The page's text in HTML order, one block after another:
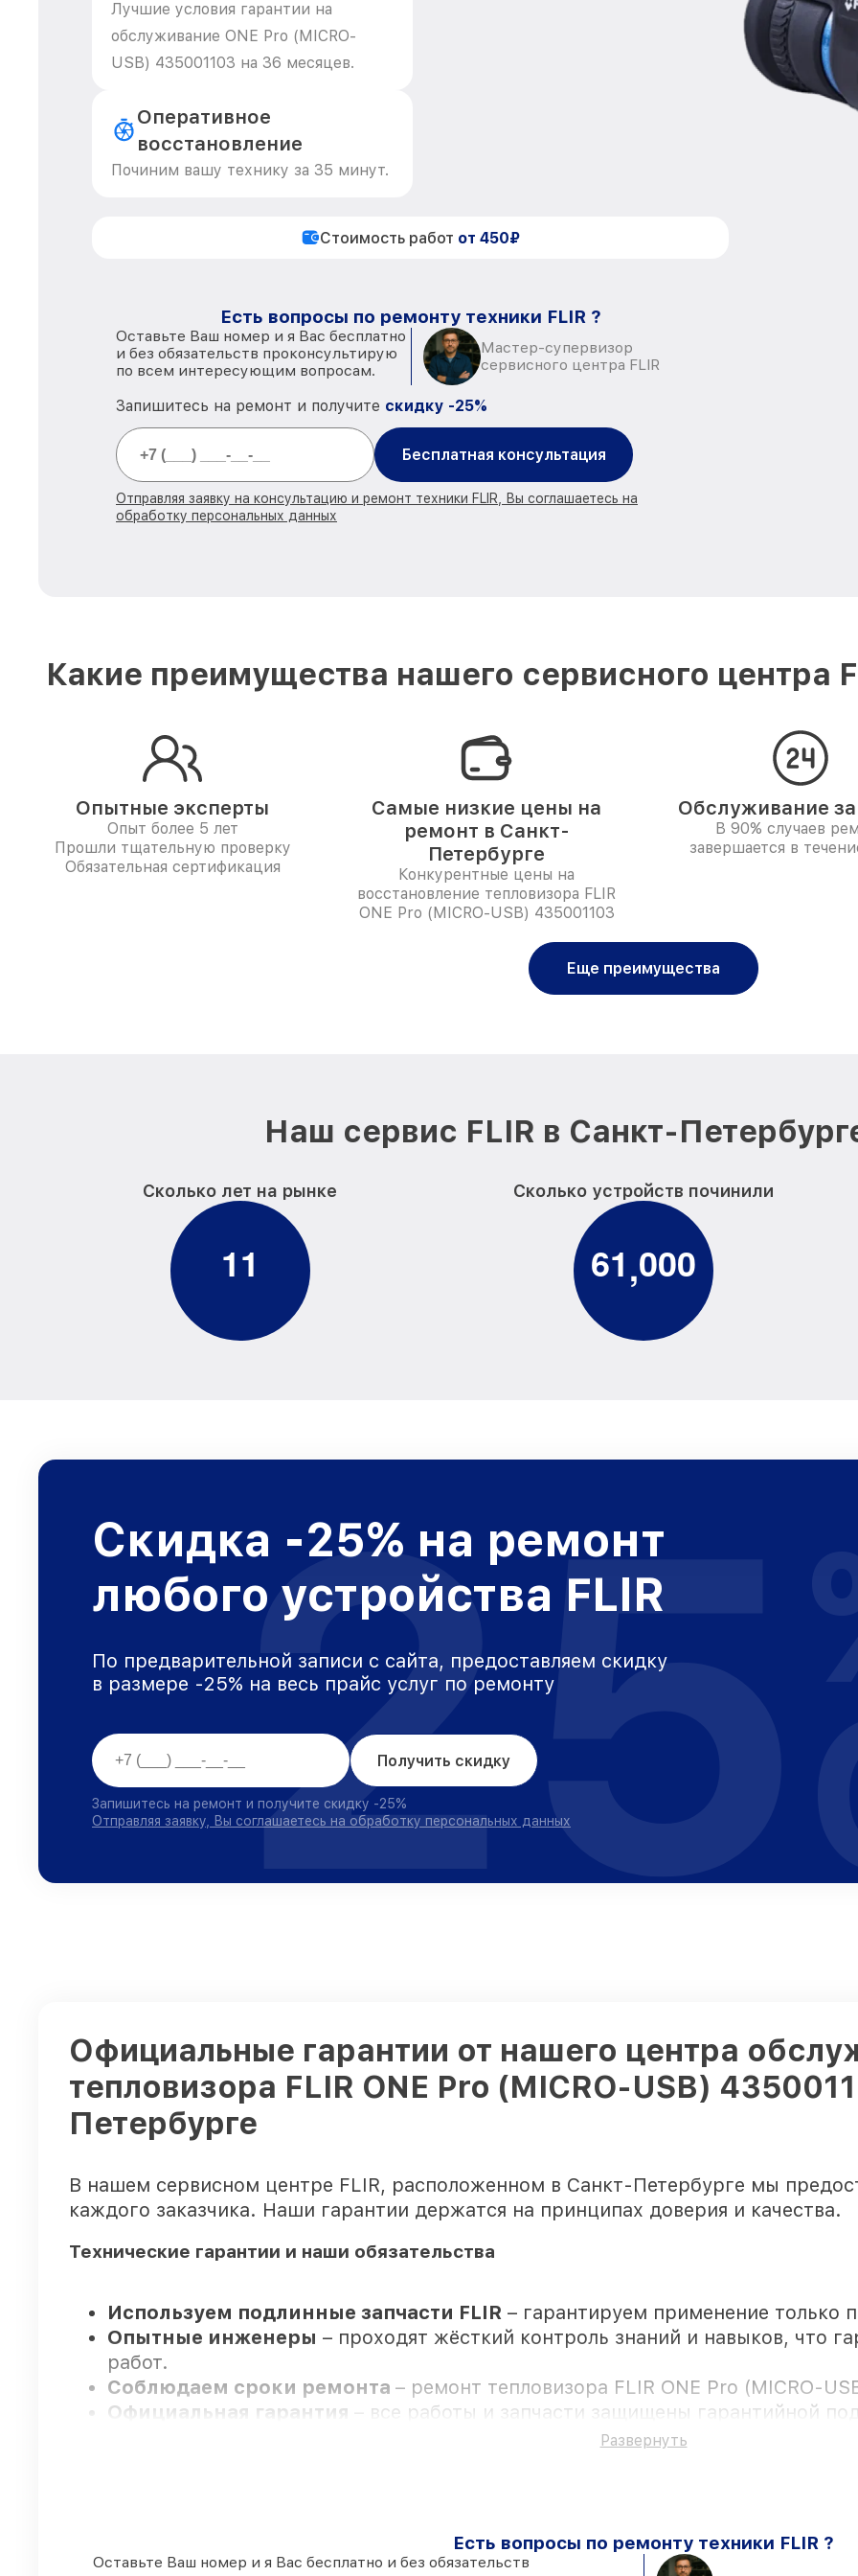
Лучшие условия гарантии на
обслуживание ONE Pro (MICRO-
USB) 435001103 на 36 месяцев.
Оперативное
восстановление
Починим вашу технику за 35 минут.
Стоимость работ от 450₽
Есть вопросы по ремонту техники FLIR ?
Оставьте Ваш номер и я Вас бесплатно
и без обязательств проконсультирую
по всем интересующим вопросам.
Мастер-супервизор
сервисного центра FLIR
Запишитесь на ремонт и получите скидку -25%
Бесплатная консультация
Отправляя заявку на консультацию и ремонт техники FLIR, Вы соглашаетесь на
обработку персональных данных
Какие преимущества нашего сервисного центра
Опытные эксперты
Опыт более 5 лет
Прошли тщательную проверку
Обязательная сертификация
Самые низкие цены на
ремонт в Санкт-
Петербурге
Конкурентные цены на
восстановление тепловизора FLIR
ONE Pro (MICRO-USB) 435001103
Обслуживание за
В 90% случаев
завершается в
Еще преимущества
Наш сервис FLIR в Санкт-
Сколько лет на рынке
11
Сколько устройств починили
61,000
Скидка -25% на ремонт
любого устройства FLIR
По предварительной записи с сайта, предоставляем скидку
в размере -25% на весь прайс услуг по ремонту
Получить скидку
Запишитесь на ремонт и получите скидку -25%
Отправляя заявку, Вы соглашаетесь на обработку персональных данных
25
Официальные гарантии от нашего центра
тепловизора FLIR ONE Pro (MICRO-USB)
Петербурге
В нашем сервисном центре FLIR, расположенном в Санкт-Петербурге мы
каждого заказчика. Наши гарантии держатся на принципах доверия и качества.
Технические гарантии и наши обязательства
Используем подлинные запчасти FLIR – гарантируем применение только
Опытные инженеры – проходят жёсткий контроль знаний и навыков, что
работ.
Соблюдаем сроки ремонта – ремонт тепловизора FLIR ONE Pro (MICRO-
Официальная гарантия
– все работы и запчасти защищены гарантийной
заказов выполняем с возможностью личного присутствия владельца
90%запчастей FLIR есть в наличии в мастерской или на складе в Санкт-
Развернуть
Есть вопросы по ремонту техники FLIR ?
Оставьте Ваш номер и я Вас бесплатно и без обязательств